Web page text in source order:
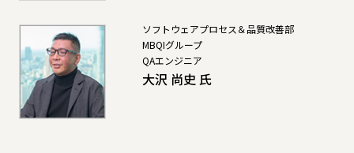
ソフトウェアプロセス＆品質改善部
MBQIグループ
QAエンジニア
大沢 尚史 氏